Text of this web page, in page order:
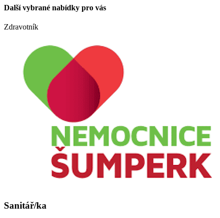
Další vybrané nabídky pro vás
Zdravotník
Sanitář/ka